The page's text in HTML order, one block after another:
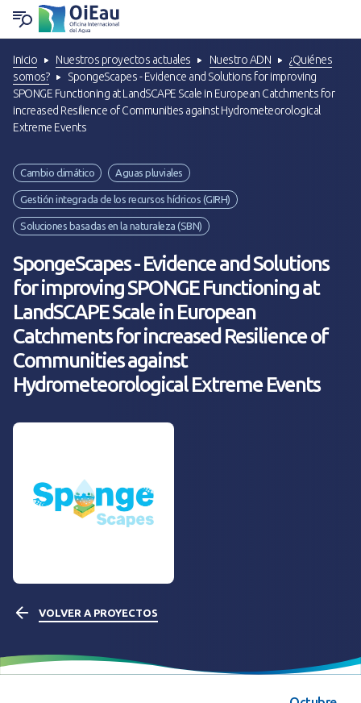
VOLVER A ¿QUIÉNES SOMOS?
Nuestro ADN
Estatutos y Organización
Historia
Estamos a su lado
Trabaja con nosotros
VOLVER A EXPERIENCIA Y SOLUCIONES
Apoyo & Cooperación
Formación & Competencias
Datos & Sistemas de Información
Coordinación de redes de agentes
VOLVER A HERRAMIENTAS Y RECURSOS
Cartas de información
Productos documentales
Material pedagógico
Herramientas técnicas
VOLVER A NOTICIAS Y PRENSA
Últimas noticias
¡En sus agendas!
Noticias sobre nuestros proyectos
Inicio Nuestros proyectos actuales Nuestro ADN
¿Quiénes
somos?
SpongeScapes - Evidence and Solutions for improving
SPONGE Functioning at LandSCAPE Scale in European Catchments for
increased Resilience of Communities against Hydrometeorological
Extreme Events
Cambio climático Aguas pluviales
Gestión integrada de los recursos hídricos (GIRH)
Soluciones basadas en la naturaleza (SBN)
SpongeScapes - Evidence and Solutions
for improving SPONGE Functioning at
LandSCAPE Scale in European
Catchments for increased Resilience of
Communities against
Hydrometeorological Extreme Events
VOLVER A PROYECTOS